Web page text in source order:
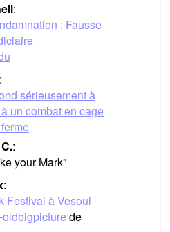
:
: Fausse
:
sérieusement à
un combat en cage
:
your Mark"
:
Festival à Vesoul
-oldbigpicture de